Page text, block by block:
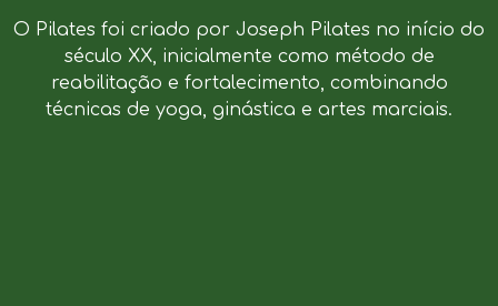
O Pilates foi criado por Joseph Pilates no início do
século XX, inicialmente como método de
reabilitação e fortalecimento, combinando
técnicas de yoga, ginástica e artes marciais.